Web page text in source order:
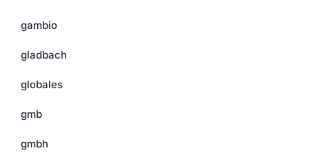
gambio
gladbach
globales
gmb
gmbh